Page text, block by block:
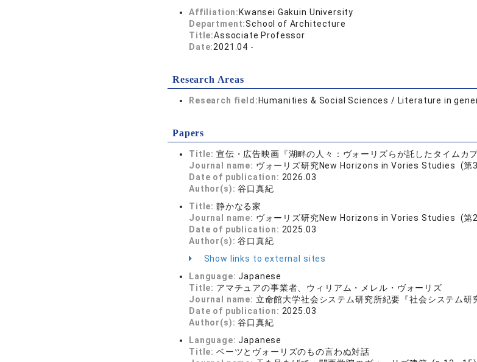
Affiliation: Kwansei Gakuin University
Department:School of Architecture
Title:Associate Professor
Date:2021.04 -
Research Areas
Research field: Humanities & Social Sciences / Literature in
Papers
Title: 宣伝・広告映画『湖畔の人々：ヴォーリズらが託したタイムカプ
Journal name: ヴォーリズ研究New Horizons in Vories Studies (第
Date of publication: 2026.03
Author(s):谷口真紀
Title: 静かなる家
Journal name: ヴォーリズ研究New Horizons in Vories Studies (第
Date of publication: 2025.03
Author(s):谷口真紀
Show links to external sites
Language:Japanese
Title: アマチュアの事業者、ウィリアム・メレル・ヴォーリズ
Journal name: 立命館大学社会システム研究所紀要『社会システム
Date of publication: 2025.03
Author(s):谷口真紀
Language:Japanese
Title: ベーツとヴォーリズのもの言わぬ対話